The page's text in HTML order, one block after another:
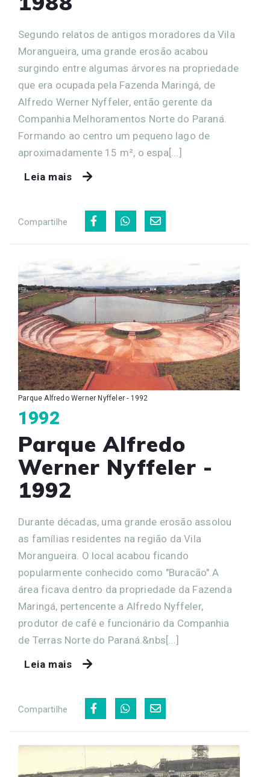
Segundo relatos de antigos moradores da Vila
Morangueira, uma grande erosão acabou
surgindo entre algumas árvores na propriedade
que era ocupada pela Fazenda Maringá, de
Alfredo Werner Nyffeler, então gerente da
Companhia Melhoramentos Norte do Paraná.
Formando ao centro um pequeno lago de
aproximadamente 15 m², o espa[...]
Leia mais
Compartilhe
Parque Alfredo Werner Nyffeler - 1992
1992
Parque Alfredo
Werner Nyffeler -
1992
Durante décadas, uma grande erosão assolou
as famílias residentes na região da Vila
Morangueira. O local acabou ficando
popularmente conhecido como "Buracão".A
área ficava dentro da propriedade da Fazenda
Maringá, pertencente a Alfredo Nyffeler,
produtor de café e funcionário da Companhia
de Terras Norte do Paraná.&nbs[...]
Leia mais
Compartilhe